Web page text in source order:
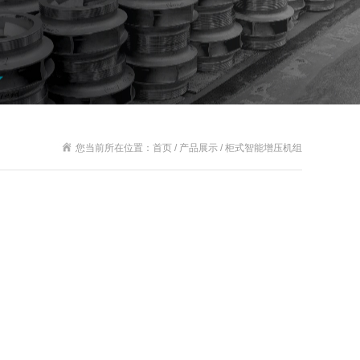
您当前所在位置：首页 / 产品展示 / 柜式智能增压机组